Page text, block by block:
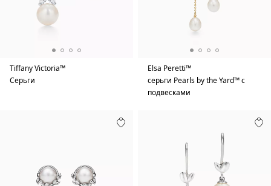
Tiffany Victoria™
Серьги
Elsa Peretti™
серьги Pearls by the Yard™ с
подвесками